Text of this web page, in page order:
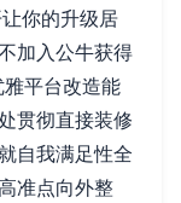
你的升级居
加入公牛获得
平台改造能
贯彻直接装修
自我满足性全
准点向外整